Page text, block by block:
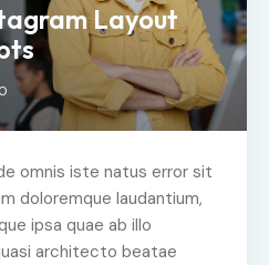
Layout
0
omnis iste natus error sit
doloremque laudantium,
ipsa quae ab illo
architecto beatae